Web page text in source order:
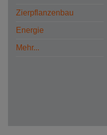
Zierpflanzenbau
Energie
Mehr...